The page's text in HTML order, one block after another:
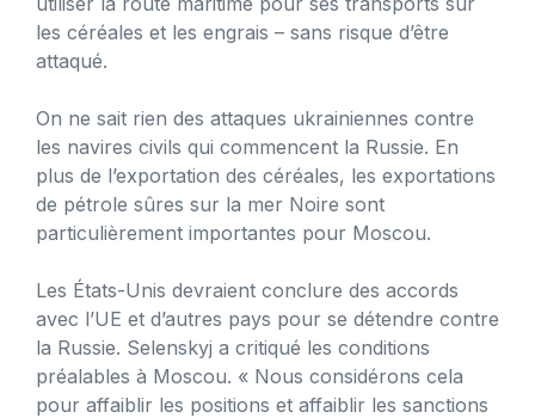
les céréales et les engrais – sans risque d’être
attaqué.
On ne sait rien des attaques ukrainiennes contre
les navires civils qui commencent la Russie. En
plus de l’exportation des céréales, les exportations
de pétrole sûres sur la mer Noire sont
particulièrement importantes pour Moscou.
Les États-Unis devraient conclure des accords
avec l’UE et d’autres pays pour se détendre contre
la Russie. Selenskyj a critiqué les conditions
préalables à Moscou. « Nous considérons cela
pour affaiblir les positions et affaiblir les sanctions